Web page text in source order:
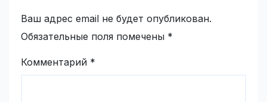
Ваш адрес email не будет опубликован.
Обязательные поля помечены *
Комментарий *